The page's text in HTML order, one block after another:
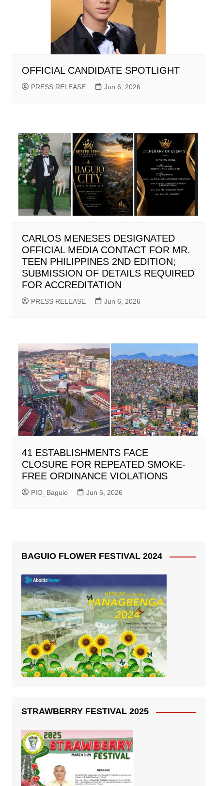
OFFICIAL CANDIDATE SPOTLIGHT
PRESS RELEASE Jun 6, 2026
CARLOS MENESES DESIGNATED
OFFICIAL MEDIA CONTACT FOR MR.
TEEN PHILIPPINES 2ND EDITION;
SUBMISSION OF DETAILS REQUIRED
FOR ACCREDITATION
PRESS RELEASE Jun 6, 2026
41 ESTABLISHMENTS FACE
CLOSURE FOR REPEATED SMOKE-
FREE ORDINANCE VIOLATIONS
PIO_Baguio Jun 5, 2026
BAGUIO FLOWER FESTIVAL 2024
STRAWBERRY FESTIVAL 2025